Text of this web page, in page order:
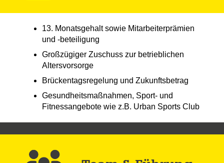
13. Monatsgehalt sowie Mitarbeiterprämien
und -beteiligung
Großzügiger Zuschuss zur betrieblichen
Altersvorsorge
Brückentagsregelung und Zukunftsbetrag
Gesundheitsmaßnahmen, Sport- und
Fitnessangebote wie z.B. Urban Sports Club